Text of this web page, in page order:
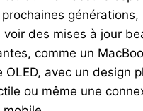
générations,
voir des mises à jour
comme un
OLED, avec un design
ou même une